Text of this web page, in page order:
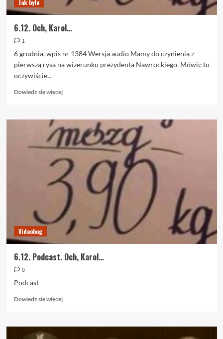
Jak było
6.12. Och, Karol…
1
6 grudnia, wpis nr 1384 Wersja audio Mamy do czynienia z
pierwszą rysą na wizerunku prezydenta Nawrockiego. Mówię to
oczywiście...
Dowiedz się więcejDowiedz
o
6.12.
Och,
Karol…
Videobog
6.12. Podcast. Och, Karol…
0
Podcast
Dowiedz się więcejDowiedz
o